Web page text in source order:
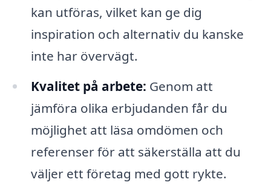
kan utföras, vilket kan ge dig
inspiration och alternativ du kanske
inte har övervägt.
Kvalitet på arbete: Genom att
jämföra olika erbjudanden får du
möjlighet att läsa omdömen och
referenser för att säkerställa att du
väljer ett företag med gott rykte.